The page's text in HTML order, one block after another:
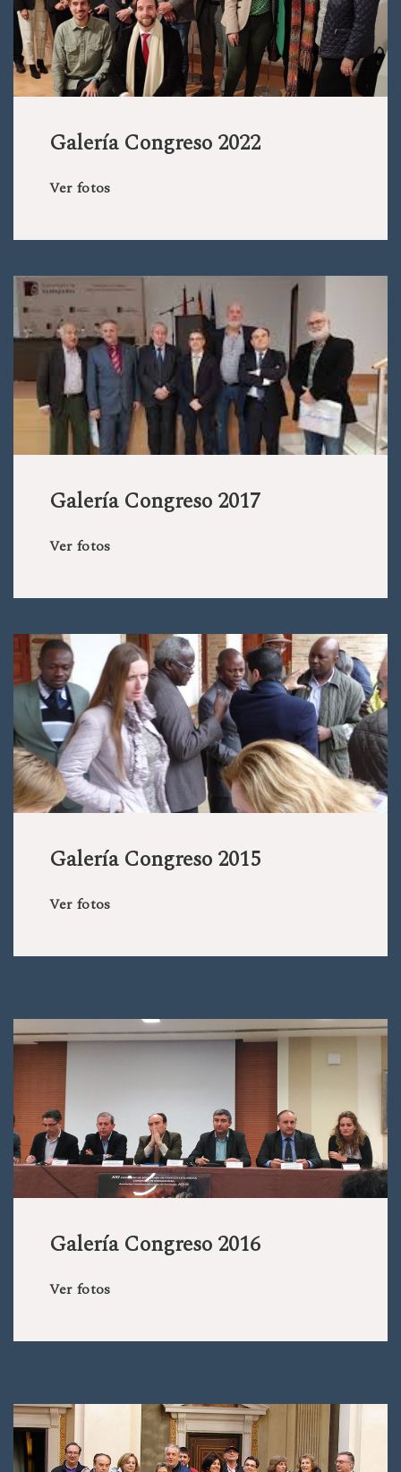
Galería Congreso 2022
Ver fotos
Galería Congreso 2017
Ver fotos
Galería Congreso 2015
Ver fotos
Galería Congreso 2016
Ver fotos